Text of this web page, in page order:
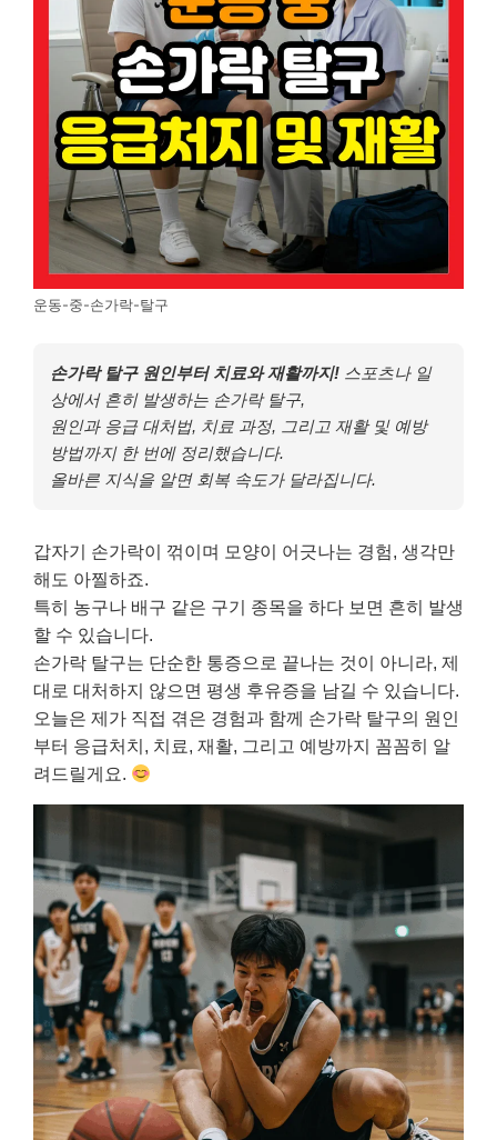
운동-중-손가락-탈구
손가락 탈구 원인부터 치료와 재활까지! 스포츠나 일
상에서 흔히 발생하는 손가락 탈구,
원인과 응급 대처법, 치료 과정, 그리고 재활 및 예방
방법까지 한 번에 정리했습니다.
올바른 지식을 알면 회복 속도가 달라집니다.
갑자기 손가락이 꺾이며 모양이 어긋나는 경험, 생각만
해도 아찔하죠.
특히 농구나 배구 같은 구기 종목을 하다 보면 흔히 발생
할 수 있습니다.
손가락 탈구는 단순한 통증으로 끝나는 것이 아니라, 제
대로 대처하지 않으면 평생 후유증을 남길 수 있습니다.
오늘은 제가 직접 겪은 경험과 함께 손가락 탈구의 원인
부터 응급처치, 치료, 재활, 그리고 예방까지 꼼꼼히 알
려드릴게요.